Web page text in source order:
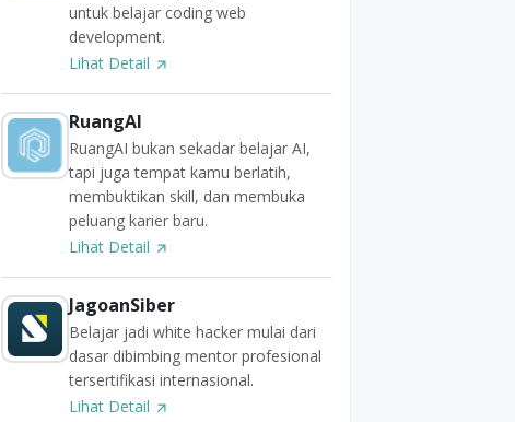
untuk belajar coding web
development.
Lihat Detail
RuangAI
RuangAI bukan sekadar belajar AI,
tapi juga tempat kamu berlatih,
membuktikan skill, dan membuka
peluang karier baru.
Lihat Detail
JagoanSiber
Belajar jadi white hacker mulai dari
dasar dibimbing mentor profesional
tersertifikasi internasional.
Lihat Detail